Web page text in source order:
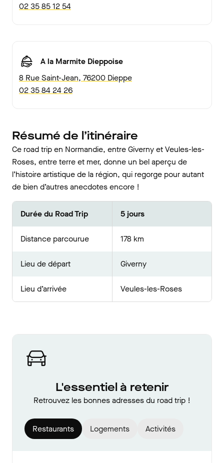
02 35 85 12 54
A la Marmite Dieppoise
8 Rue Saint-Jean, 76200 Dieppe
02 35 84 24 26
Résumé de l’itinéraire
Ce road trip en Normandie, entre Giverny et Veules-les-
Roses, entre terre et mer, donne un bel aperçu de
l’histoire artistique de la région, qui regorge pour autant
de bien d’autres anecdotes encore !
Durée du Road Trip 5 jours
Distance parcourue 178 km
Lieu de départ Giverny
Lieu d’arrivée Veules-les-Roses
L'essentiel à retenir
Retrouvez les bonnes adresses du road trip !
Restaurants Logements Activités